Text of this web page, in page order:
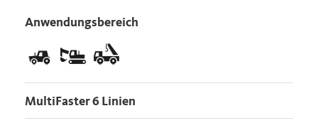
Anwendungsbereich
MultiFaster 6 Linien